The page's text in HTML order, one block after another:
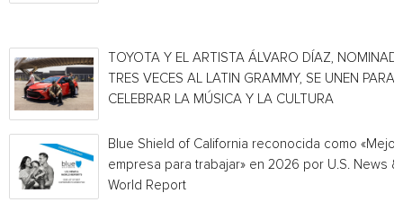
TOYOTA Y EL ARTISTA ÁLVARO DÍAZ,
TRES VECES AL LATIN GRAMMY, SE UNEN PARA
CELEBRAR LA MÚSICA Y LA CULTURA
Blue Shield of California reconocida como «Mejor
empresa para trabajar» en 2026 por U.S. News &
World Report